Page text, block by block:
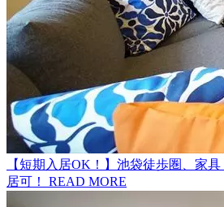
【短期入居OK！】池袋徒歩圏、家
居可！
READ MORE